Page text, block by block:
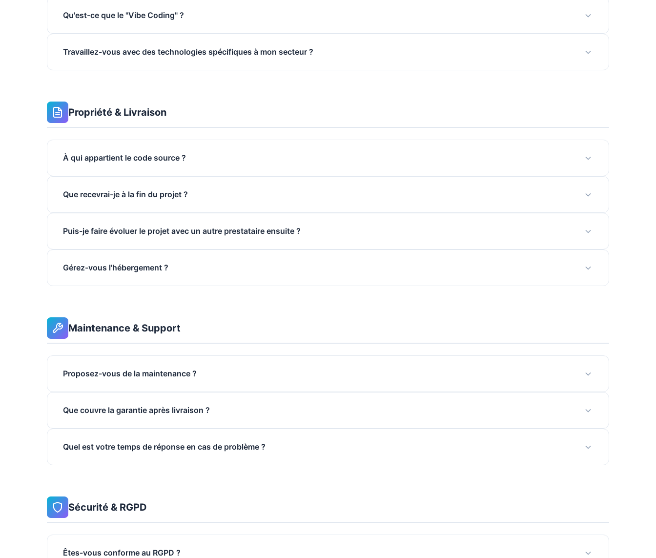
Qu'est-ce que le "Vibe Coding" ?
Travaillez-vous avec des technologies spécifiques à mon secteur ?
Propriété & Livraison
À qui appartient le code source ?
Que recevrai-je à la fin du projet ?
Puis-je faire évoluer le projet avec un autre prestataire ensuite ?
Gérez-vous l'hébergement ?
Maintenance & Support
Proposez-vous de la maintenance ?
Que couvre la garantie après livraison ?
Quel est votre temps de réponse en cas de problème ?
Sécurité & RGPD
Êtes-vous conforme au RGPD ?